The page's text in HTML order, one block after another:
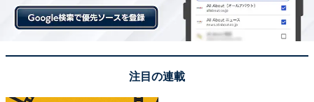
注目の連載